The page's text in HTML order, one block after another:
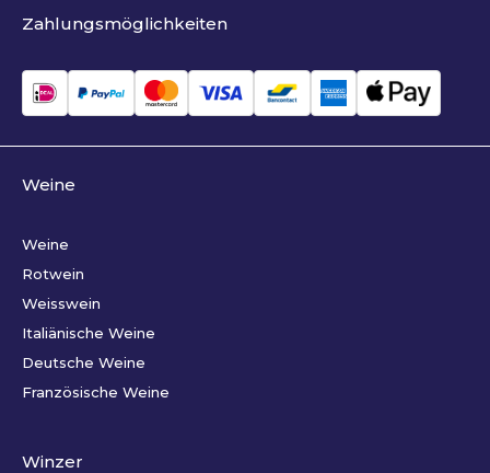
Zahlungsmöglichkeiten
Weine
Weine
Rotwein
Weisswein
Italiänische Weine
Deutsche Weine
Französische Weine
Winzer